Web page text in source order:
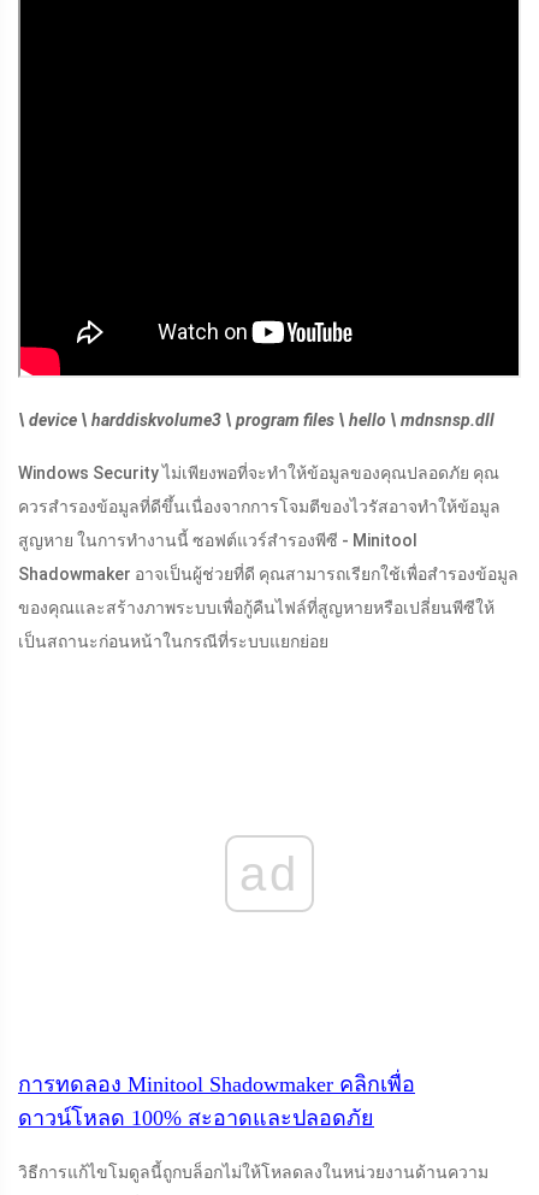
\ device \ harddiskvolume3 \ program files \ hello \ mdnsnsp.dll
Windows Security ไม่เพียงพอที่จะทำให้ข้อมูลของคุณปลอดภัย คุณ
ควรสำรองข้อมูลที่ดีขึ้นเนื่องจากการโจมตีของไวรัสอาจทำให้ข้อมูล
สูญหาย ในการทำงานนี้ ซอฟต์แวร์สำรองพีซี - Minitool
Shadowmaker อาจเป็นผู้ช่วยที่ดี คุณสามารถเรียกใช้เพื่อสำรองข้อมูล
ของคุณและสร้างภาพระบบเพื่อกู้คืนไฟล์ที่สูญหายหรือเปลี่ยนพีซีให้
เป็นสถานะก่อนหน้าในกรณีที่ระบบแยกย่อย
ad
การทดลอง Minitool Shadowmaker คลิกเพื่อ
ดาวน์โหลด 100% สะอาดและปลอดภัย
วิธีการแก้ไขโมดูลนี้ถูกบล็อกไม่ให้โหลดลงในหน่วยงานด้านความ